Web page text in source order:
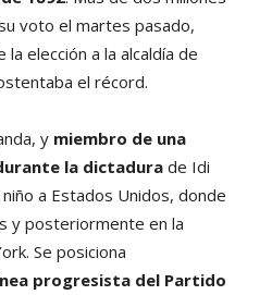
voto el martes pasado,
elección a la alcaldía de
el récord.
y miembro de una
la dictadura de Idi
a Estados Unidos, donde
y posteriormente en la
Se posiciona
progresista del Partido